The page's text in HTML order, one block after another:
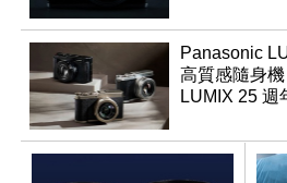
Panasonic
高質感隨身
LUMIX 25 週